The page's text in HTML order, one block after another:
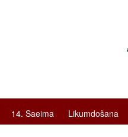
14. Saeima Likumdošana